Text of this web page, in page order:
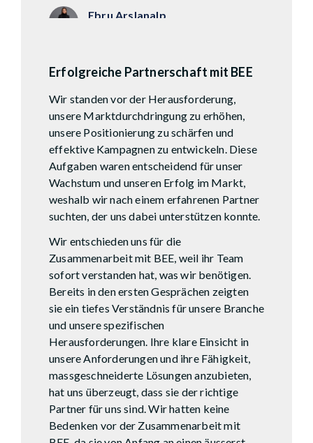
Ebru Arslanalp
Erfolgreiche Partnerschaft mit BEE
Wir standen vor der Herausforderung,
unsere Marktdurchdringung zu erhöhen,
unsere Positionierung zu schärfen und
effektive Kampagnen zu entwickeln. Diese
Aufgaben waren entscheidend für unser
Wachstum und unseren Erfolg im Markt,
weshalb wir nach einem erfahrenen Partner
suchten, der uns dabei unterstützen konnte.
Wir entschieden uns für die
Zusammenarbeit mit BEE, weil ihr Team
sofort verstanden hat, was wir benötigen.
Bereits in den ersten Gesprächen zeigten
sie ein tiefes Verständnis für unsere Branche
und unsere spezifischen
Herausforderungen. Ihre klare Einsicht in
unsere Anforderungen und ihre Fähigkeit,
massgeschneiderte Lösungen anzubieten,
hat uns überzeugt, dass sie der richtige
Partner für uns sind. Wir hatten keine
Bedenken vor der Zusammenarbeit mit